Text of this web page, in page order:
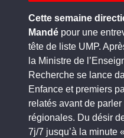
Cette semaine
Mandé pour une
tête de liste UMP.
la Ministre de
Recherche se lance
Enfance et premiers
relatés avant de
régionales. Du désir
7j/7 jusqu’à la minute